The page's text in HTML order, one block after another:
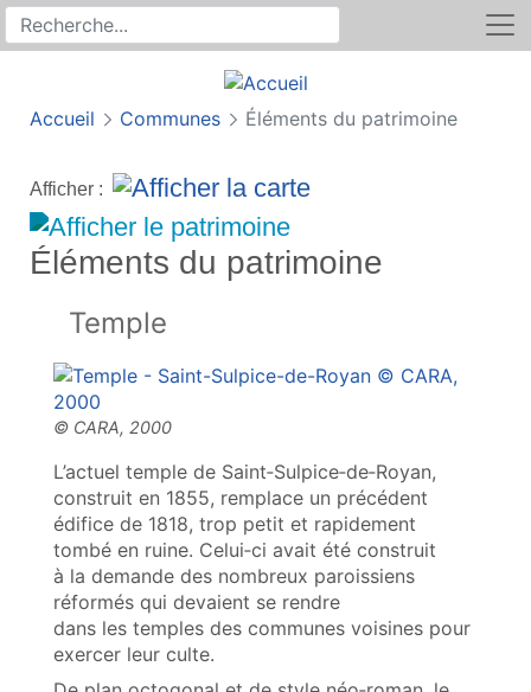
Recherche sur le site
Rechercher
Accueil Communes Éléments du patrimoine
Afficher :
Éléments du patrimoine
Temple
L’actuel temple de Saint‑Sulpice‑de‑Royan,
construit en 1855, remplace un précédent
édifice de 1818, trop petit et rapidement
tombé en ruine. Celui‑ci avait été construit
à la demande des nombreux paroissiens
réformés qui devaient se rendre
dans les temples des communes voisines pour
exercer leur culte.